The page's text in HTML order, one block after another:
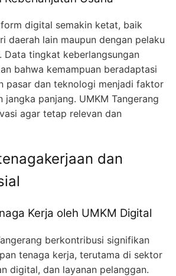
digital semakin ketat, baik
daerah lain maupun dengan pelaku
Data tingkat keberlangsungan
bahwa kemampuan beradaptasi
pasar dan teknologi menjadi faktor
jangka panjang. UMKM Tangerang
agar tetap relevan dan
dan
Kerja oleh UMKM Digital
berkontribusi signifikan
tenaga kerja, terutama di sektor
digital, dan layanan pelanggan.